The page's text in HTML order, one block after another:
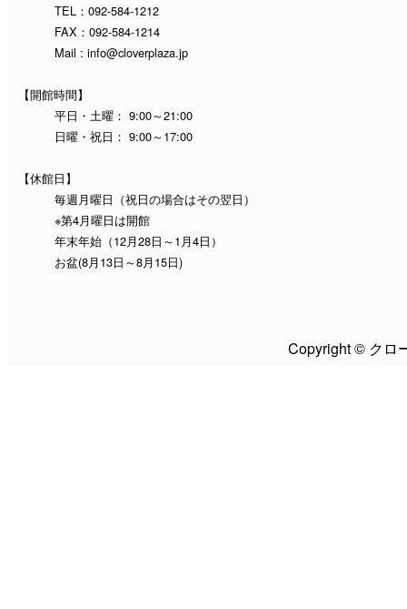
TEL： 092-584-1212
FAX： 092-584-1214
Mail : info@cloverplaza.jp
【開館時間】
平日・土曜： 9:00～21:00
日曜・祝日： 9:00～17:00
【休館日】
毎週月曜日（祝日の場合はその翌日）
※第4月曜日は開館
年末年始（12月28日～1月4日）
お盆(8月13日～8月15日)
Copyright © クロ